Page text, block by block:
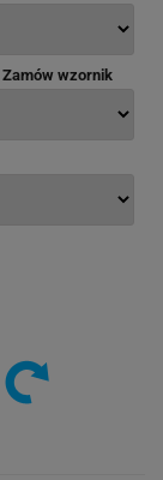
Zamów wzornik